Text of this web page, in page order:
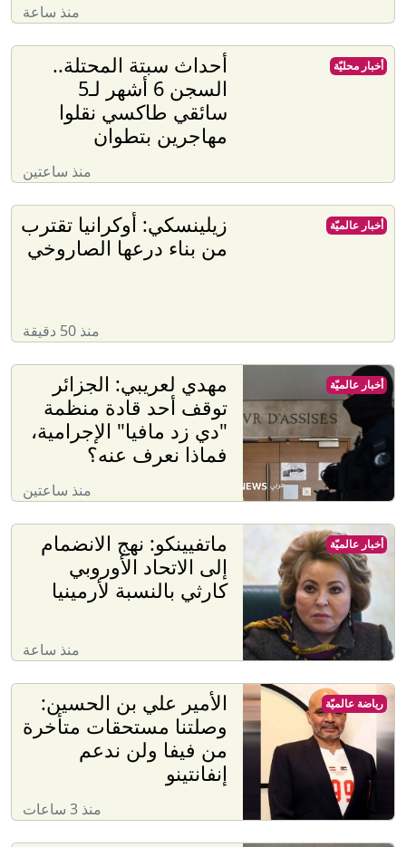
منذ ساعة
أحداث سبتة المحتلة..
السجن 6 أشهر لـ5
سائقي طاكسي نقلوا
مهاجرين بتطوان
منذ ساعتين
أخبار محليّة
زيلينسكي: أوكرانيا تقترب
من بناء درعها الصاروخي
منذ 50 دقيقة
أخبار عالميّة
مهدي لعريبي: الجزائر
توقف أحد قادة منظمة
"دي زد مافيا" الإجرامية،
فماذا نعرف عنه؟
منذ ساعتين
أخبار عالميّة
ماتفيينكو: نهج الانضمام
إلى الاتحاد الأوروبي
كارثي بالنسبة لأرمينيا
منذ ساعة
أخبار عالميّة
الأمير علي بن الحسين:
وصلتنا مستحقات متأخرة
من فيفا ولن ندعم
إنفانتينو
منذ 3 ساعات
رياضة عالميّة